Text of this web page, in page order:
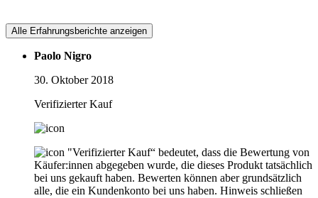
Alle Erfahrungsberichte anzeigen
Paolo Nigro
30. Oktober 2018
Verifizierter Kauf
"Verifizierter Kauf“ bedeutet, dass die Bewertung von
Käufer:innen abgegeben wurde, die dieses Produkt tatsächlich
bei uns gekauft haben. Bewerten können aber grundsätzlich
alle, die ein Kundenkonto bei uns haben. Hinweis schließen